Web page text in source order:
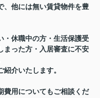
、他には無い賃貸物件を豊
・休職中の方・生活保護受
まった方・入居審査に不安
介いたします。
費用についてもご相談くだ